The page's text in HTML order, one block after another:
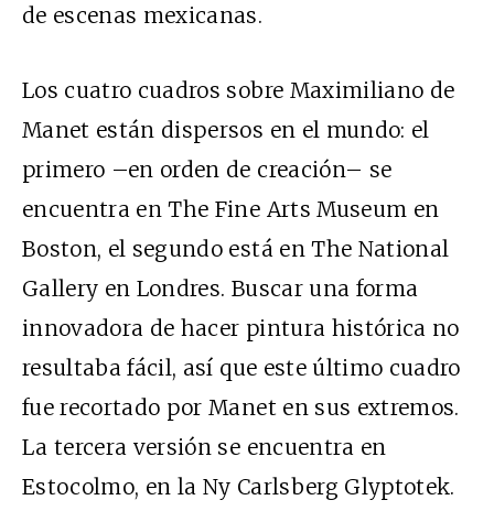
de escenas mexicanas.
Los cuatro cuadros sobre Maximiliano de
Manet están dispersos en el mundo: el
primero –en orden de creación– se
encuentra en The Fine Arts Museum en
Boston, el segundo está en The National
Gallery en Londres. Buscar una forma
innovadora de hacer pintura histórica no
resultaba fácil, así que este último cuadro
fue recortado por Manet en sus extremos.
La tercera versión se encuentra en
Estocolmo, en la Ny Carlsberg Glyptotek.